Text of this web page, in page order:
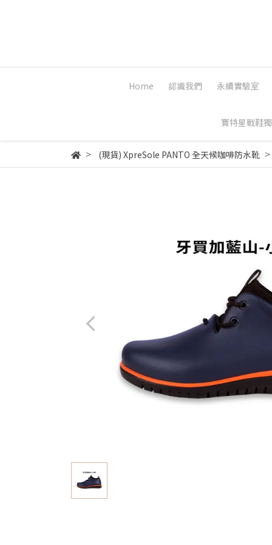
Home 認識我們 永續實驗室
寶特星戰鞋
(現貨) XpreSole PANTO 全天候咖啡防水靴